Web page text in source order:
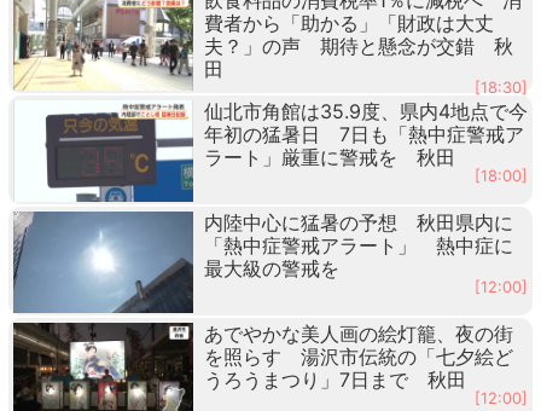
費者から「助かる」「財政は大丈
夫？」の声 期待と懸念が交錯 秋
田
[18:30]
仙北市角館は35.9度、県内4地点で今
年初の猛暑日 7日も「熱中症警戒ア
ラート」厳重に警戒を 秋田
[18:00]
内陸中心に猛暑の予想 秋田県内に
「熱中症警戒アラート」 熱中症に
最大級の警戒を
[12:00]
あでやかな美人画の絵灯籠、夜の街
を照らす 湯沢市伝統の「七夕絵ど
うろうまつり」7日まで 秋田
[12:00]